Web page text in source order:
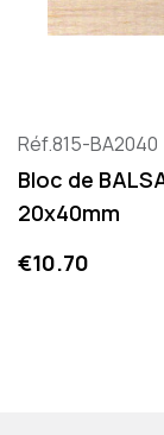
Réf.815-BA2040
Bloc de
20x40mm
Price
€10.70